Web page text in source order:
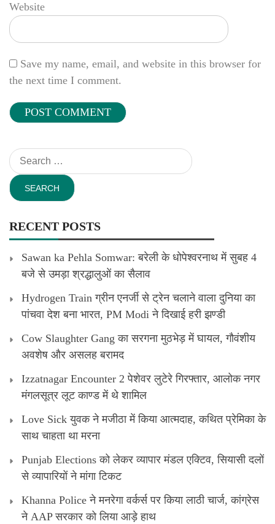
Website
Save my name, email, and website in this browser for
the next time I comment.
Search
for:
RECENT POSTS
Sawan ka Pehla Somwar: बरेली के धोपेश्वरनाथ में सुबह 4
बजे से उमड़ा श्रद्धालुओं का सैलाव
Hydrogen Train ग्रीन एनर्जी से ट्रेन चलाने वाला दुनिया का
पांचवा देश बना भारत, PM Modi ने दिखाई हरी झण्डी
Cow Slaughter Gang का सरगना मुठभेड़ में घायल, गौवंशीय
अवशेष और असलह बरामद
Izzatnagar Encounter 2 पेशेवर लुटेरे गिरफ्तार, आलोक नगर
मंगलसूत्र लूट काण्‍ड में थे शामिल
Love Sick युवक ने मजीठा में किया आत्मदाह, कथित प्रेमिका के
साथ चाहता था मरना
Punjab Elections को लेकर व्यापार मंडल एक्टिव, सियासी दलों
से व्यापारियों ने मांगा टिकट
Khanna Police ने मनरेगा वर्कर्स पर किया लाठी चार्ज, कांग्रेस
ने AAP सरकार को लिया आड़े हाथ